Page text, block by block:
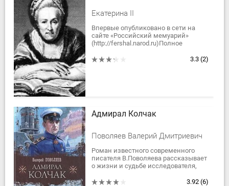
Екатеринa II
Впервые опубликовано в сети на
сайте «Российский мемуарий»
(http://fershal.narod.ru)Полное
изданию не гарантируется.
3.3 (2)
Адмирал Колчак
Поволяев Валерий Дмитриевич
Роман известного современного
писателя В.Поволяева рассказывает
о жизни и судьбе исследователя,
Белого движения в годы
3.92 (6)